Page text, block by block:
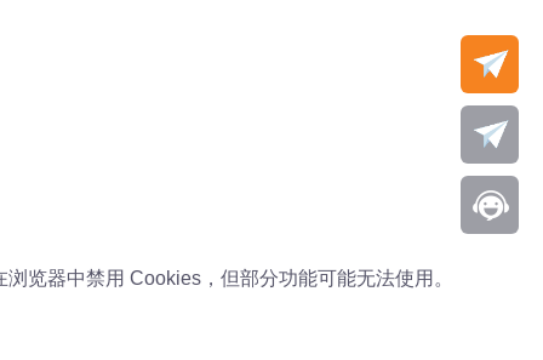
览器中禁用 Cookies，但部分功能可能无法使用。